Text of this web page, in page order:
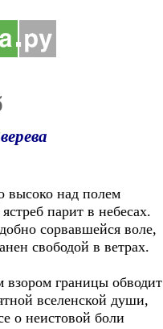
высоко над полем
парит в небесах.
сорвавшейся воле,
свободой в ветрах.
взором границы обводит
вселенской души,
о неистовой боли